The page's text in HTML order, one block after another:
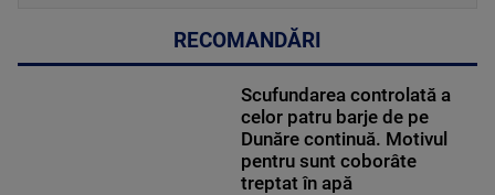
RECOMANDĂRI
Scufundarea controlată a
celor patru barje de pe
Dunăre continuă. Motivul
pentru sunt coborâte
treptat în apă